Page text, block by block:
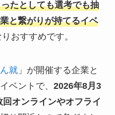
たとしても選考でも抽
と繋がりが持てるイベ
おすすめです。
就」が開催する企業と
ベントで、 2026年8月3
回オンラインやオフライ